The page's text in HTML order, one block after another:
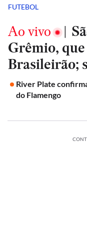
FUTEBOL
Ao vivo |
Grêmio,
Brasileirão;
River Plate
do Flamengo